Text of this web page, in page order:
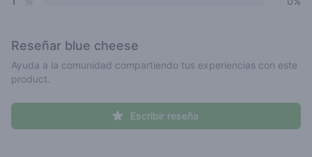
Reseñar blue cheese
Ayuda a la comunidad compartiendo tus experiencias con este
product.
Escribir reseña